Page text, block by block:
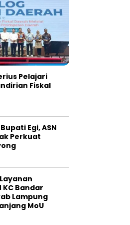
Pelajari
Fiskal
Egi, ASN
Perkuat
KC Bandar
Lampung
MoU